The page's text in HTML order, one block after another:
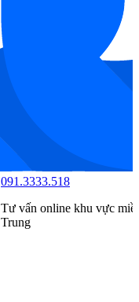
098.6666.519
Tư vấn online khu vực
Bắc